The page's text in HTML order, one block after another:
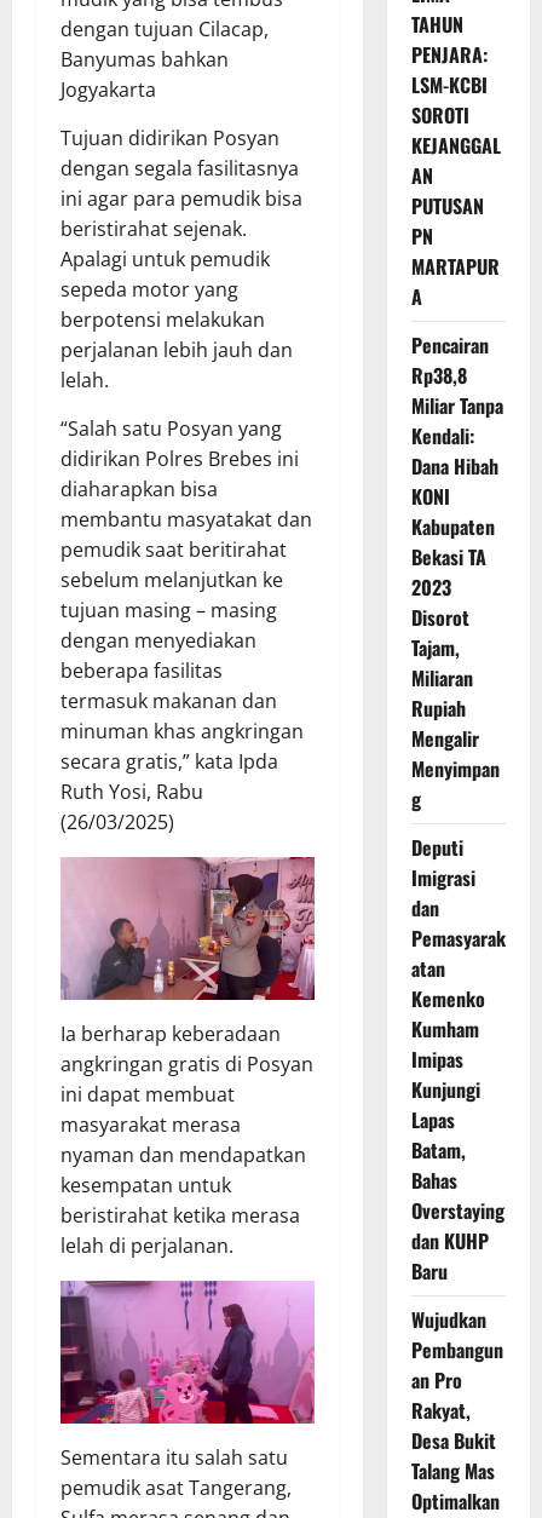
dengan tujuan Cilacap,
Banyumas bahkan
Jogyakarta
Tujuan didirikan Posyan
dengan segala fasilitasnya
ini agar para pemudik bisa
beristirahat sejenak.
Apalagi untuk pemudik
sepeda motor yang
berpotensi melakukan
perjalanan lebih jauh dan
lelah.
“Salah satu Posyan yang
didirikan Polres Brebes ini
diaharapkan bisa
membantu masyatakat dan
pemudik saat beritirahat
sebelum melanjutkan ke
tujuan masing – masing
dengan menyediakan
beberapa fasilitas
termasuk makanan dan
minuman khas angkringan
secara gratis,” kata Ipda
Ruth Yosi, Rabu
(26/03/2025)
Ia berharap keberadaan
angkringan gratis di Posyan
ini dapat membuat
masyarakat merasa
nyaman dan mendapatkan
kesempatan untuk
beristirahat ketika merasa
lelah di perjalanan.
Sementara itu salah satu
pemudik asat Tangerang,
TAHUN
PENJARA:
LSM-KCBI
SOROTI
KEJANGGAL
AN
PUTUSAN
PN
MARTAPUR
A
Pencairan
Rp38,8
Miliar Tanpa
Kendali:
Dana Hibah
KONI
Kabupaten
Bekasi TA
2023
Disorot
Tajam,
Miliaran
Rupiah
Mengalir
Menyimpan
g
Deputi
Imigrasi
dan
Pemasyarak
atan
Kemenko
Kumham
Imipas
Kunjungi
Lapas
Batam,
Bahas
Overstaying
dan KUHP
Baru
Wujudkan
Pembangun
an Pro
Rakyat,
Desa Bukit
Talang Mas
Optimalkan